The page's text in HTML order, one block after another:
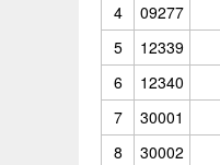
4
09277
5
12339
6
12340
7
30001
8
30002